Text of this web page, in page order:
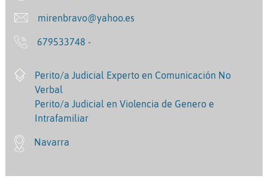
mirenbravo@yahoo.es
679533748 -
Perito/a Judicial Experto en Comunicación No
Verbal
Perito/a Judicial en Violencia de Genero e
Intrafamiliar
Navarra